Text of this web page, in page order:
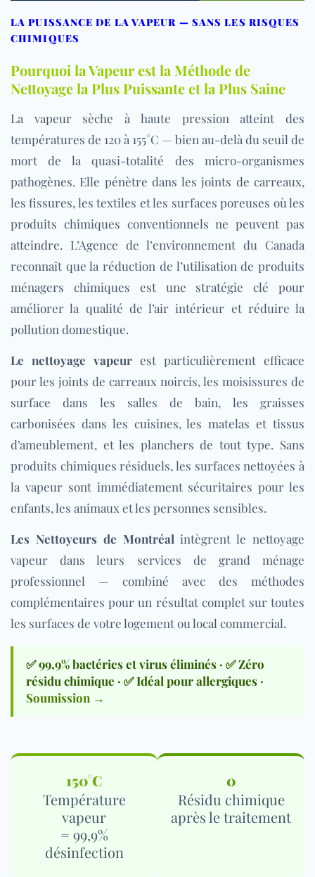
LA PUISSANCE DE LA VAPEUR — SANS LES RISQUES
CHIMIQUES
Pourquoi la Vapeur est la Méthode de
Nettoyage la Plus Puissante et la Plus Saine
La vapeur sèche à haute pression atteint des
températures de 120 à 155°C — bien au-delà du seuil de
mort de la quasi-totalité des micro-organismes
pathogènes. Elle pénètre dans les joints de carreaux,
les fissures, les textiles et les surfaces poreuses où les
produits chimiques conventionnels ne peuvent pas
atteindre. L’Agence de l’environnement du Canada
reconnaît que la réduction de l’utilisation de produits
ménagers chimiques est une stratégie clé pour
améliorer la qualité de l’air intérieur et réduire la
pollution domestique.
Le nettoyage vapeur est particulièrement efficace
pour les joints de carreaux noircis, les moisissures de
surface dans les salles de bain, les graisses
carbonisées dans les cuisines, les matelas et tissus
d’ameublement, et les planchers de tout type. Sans
produits chimiques résiduels, les surfaces nettoyées à
la vapeur sont immédiatement sécuritaires pour les
enfants, les animaux et les personnes sensibles.
Les Nettoyeurs de Montréal intègrent le nettoyage
vapeur dans leurs services de grand ménage
professionnel — combiné avec des méthodes
complémentaires pour un résultat complet sur toutes
les surfaces de votre logement ou local commercial.
✅ 99,9% bactéries et virus éliminés · ✅ Zéro
résidu chimique · ✅ Idéal pour allergiques ·
Soumission →
150°C
Température
vapeur
= 99,9%
désinfection
0
Résidu chimique
après le traitement